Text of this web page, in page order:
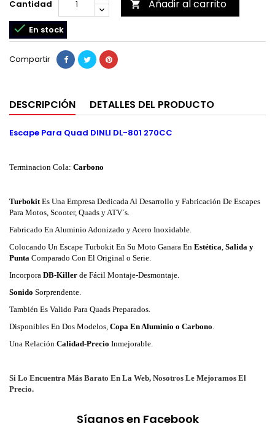
Cantidad  Añadir al carrito
 En stock
Compartir
DESCRIPCIÓN DETALLES DEL PRODUCTO
Escape Para Quad DINLI DL-801 270CC
Terminacion Cola: Carbono
TurbokitEs Una Empresa Dedicada Al Desarrollo y Fabricación De Escapes
Para Motos, Scooter, Quads y ATV´s.
Fabricado En Aluminio Adonizado y Acero Inoxidable.
Colocando Un Escape Turbokit En Su Moto Ganara En Estética, Salida y
Punta Comparado Con El Original o Serie.
Incorpora DB-Killer de Fácil Montaje-Desmontaje.
Sonido Sorprendente.
También Es Valido Para Quads Preparados.
Disponibles En Dos Modelos, Copa En Aluminio o Carbono.
Una Relación Calidad-Precio Inmejorable.
Si Lo Encuentra Más Barato En La Web, Nosotros Le Mejoramos El
Precio.
Síganos en Facebook